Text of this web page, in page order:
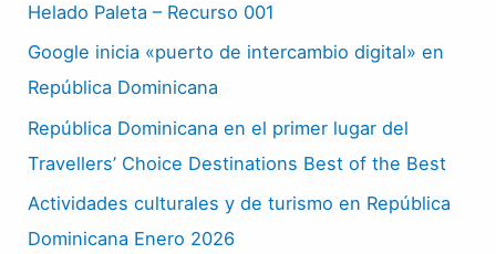
Helado Paleta – Recurso 001
Google inicia «puerto de intercambio digital» en
República Dominicana
República Dominicana en el primer lugar del
Travellers’ Choice Destinations Best of the Best
Actividades culturales y de turismo en República
Dominicana Enero 2026